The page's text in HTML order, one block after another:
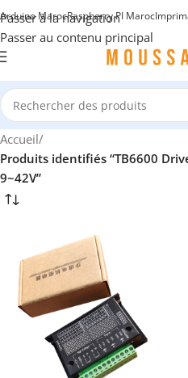
Passer à la navigation
Passer au contenu principal
Arduino MarocRaspberry PI Maroc
Accueil/
Produits identifiés “TB6600
9~42V”